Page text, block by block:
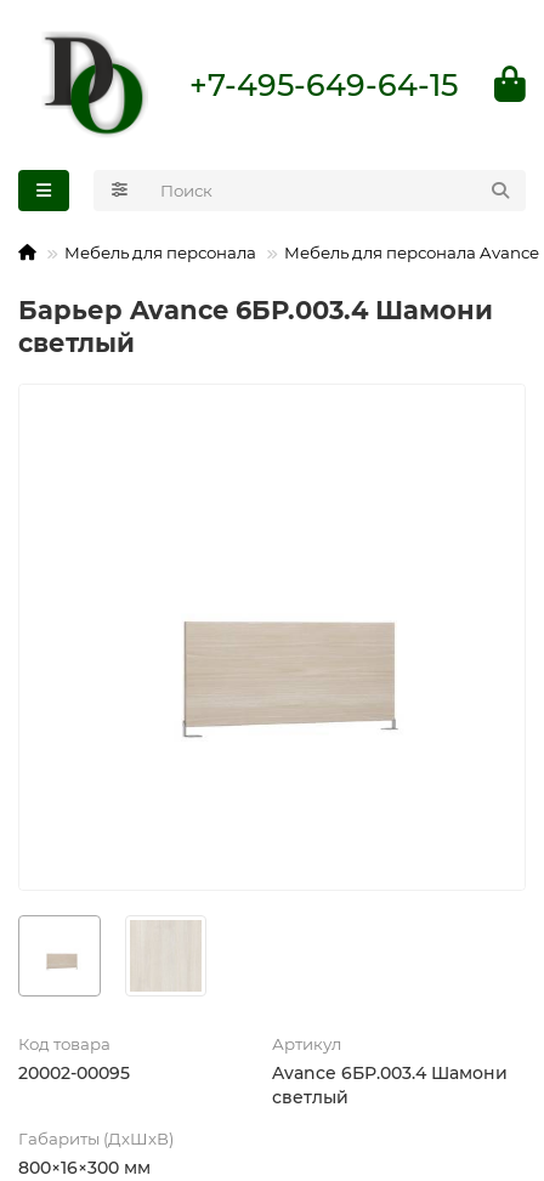
+7-495-649-64-15
Мебель для персонала Мебель для персонала Avance
Барьер Avance 6БР.003.4 Шамони
светлый
Код товара
20002-00095
Артикул
Avance 6БР.003.4 Шамони
светлый
Габариты (ДхШхВ)
800×16×300 мм